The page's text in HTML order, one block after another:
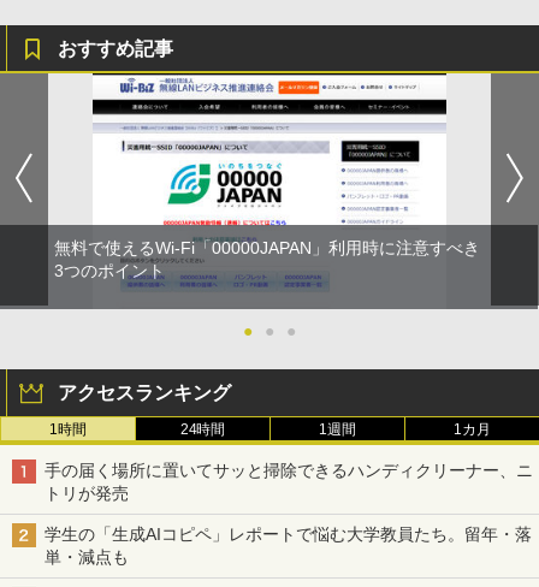
おすすめ記事
無料で使えるWi-Fi「00000JAPAN」利用時に注意すべき
3つのポイント
● ● ●
アクセスランキング
1時間 24時間 1週間 1カ月
手の届く場所に置いてサッと掃除できるハンディクリーナー、ニ
トリが発売
学生の「生成AIコピペ」レポートで悩む大学教員たち。留年・落
単・減点も